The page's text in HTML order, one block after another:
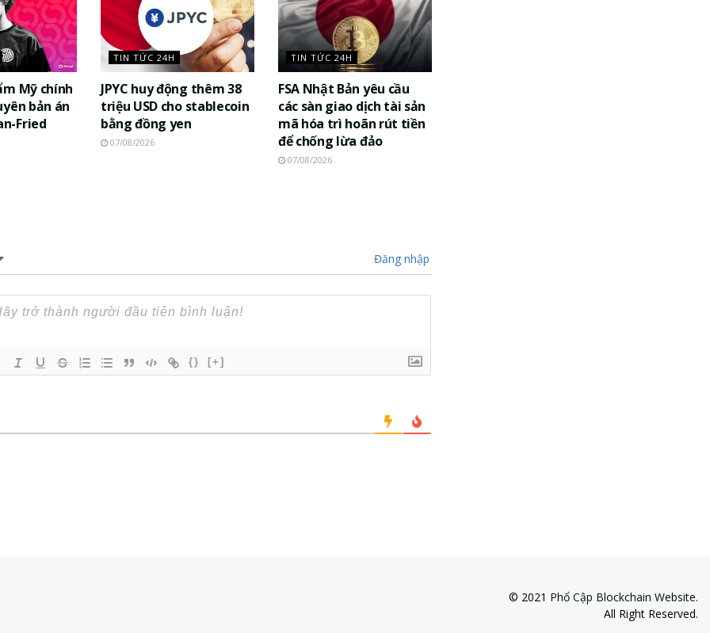
Mỹ chính
bản án
Fried
TIN TỨC 24H
JPYC huy động thêm 38
triệu USD cho stablecoin
bằng đồng yen
07/08/2026
TIN TỨC 24H
FSA Nhật Bản yêu cầu
các sàn giao dịch tài sản
mã hóa trì hoãn rút tiền
để chống lừa đảo
07/08/2026
Đăng nhập
{} [+]
© 2021 Phổ Cập Blockchain Website.
All Right Reserved.